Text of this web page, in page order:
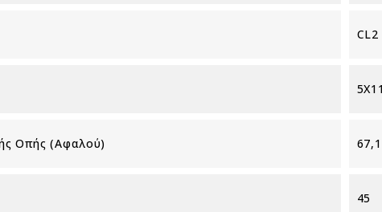
CL2
Οπής (αφαλού) 67,1
45